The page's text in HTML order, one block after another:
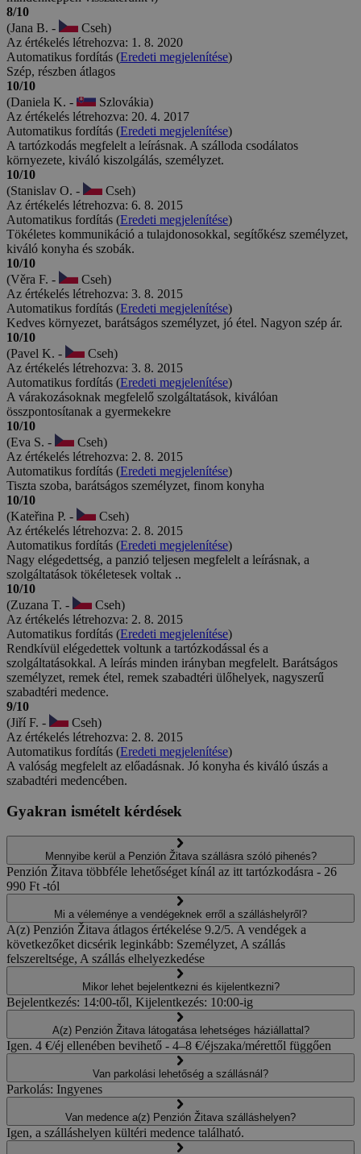
8/10
(Jana B. -
Cseh)
Az értékelés létrehozva: 1. 8. 2020
Automatikus fordítás (Eredeti megjelenítése)
Szép, részben átlagos
10/10
(Daniela K. -
Szlovákia)
Az értékelés létrehozva: 20. 4. 2017
Automatikus fordítás (Eredeti megjelenítése)
A tartózkodás megfelelt a leírásnak. A szálloda csodálatos
környezete, kiváló kiszolgálás, személyzet.
10/10
(Stanislav O. -
Cseh)
Az értékelés létrehozva: 6. 8. 2015
Automatikus fordítás (Eredeti megjelenítése)
Tökéletes kommunikáció a tulajdonosokkal, segítőkész személyzet,
kiváló konyha és szobák.
10/10
(Věra F. -
Cseh)
Az értékelés létrehozva: 3. 8. 2015
Automatikus fordítás (Eredeti megjelenítése)
Kedves környezet, barátságos személyzet, jó étel. Nagyon szép ár.
10/10
(Pavel K. -
Cseh)
Az értékelés létrehozva: 3. 8. 2015
Automatikus fordítás (Eredeti megjelenítése)
A várakozásoknak megfelelő szolgáltatások, kiválóan
összpontosítanak a gyermekekre
10/10
(Eva S. -
Cseh)
Az értékelés létrehozva: 2. 8. 2015
Automatikus fordítás (Eredeti megjelenítése)
Tiszta szoba, barátságos személyzet, finom konyha
10/10
(Kateřina P. -
Cseh)
Az értékelés létrehozva: 2. 8. 2015
Automatikus fordítás (Eredeti megjelenítése)
Nagy elégedettség, a panzió teljesen megfelelt a leírásnak, a
szolgáltatások tökéletesek voltak ..
10/10
(Zuzana T. -
Cseh)
Az értékelés létrehozva: 2. 8. 2015
Automatikus fordítás (Eredeti megjelenítése)
Rendkívül elégedettek voltunk a tartózkodással és a
szolgáltatásokkal. A leírás minden irányban megfelelt. Barátságos
személyzet, remek étel, remek szabadtéri ülőhelyek, nagyszerű
szabadtéri medence.
9/10
(Jiří F. -
Cseh)
Az értékelés létrehozva: 2. 8. 2015
Automatikus fordítás (Eredeti megjelenítése)
A valóság megfelelt az előadásnak. Jó konyha és kiváló úszás a
szabadtéri medencében.
Gyakran ismételt kérdések
Mennyibe kerül a Penzión Žitava szállásra szóló pihenés?
Penzión Žitava többféle lehetőséget kínál az itt tartózkodásra - 26
990 Ft -tól
Mi a véleménye a vendégeknek erről a szálláshelyről?
A(z) Penzión Žitava átlagos értékelése 9.2/5. A vendégek a
következőket dicsérik leginkább: Személyzet, A szállás
felszereltsége, A szállás elhelyezkedése
Mikor lehet bejelentkezni és kijelentkezni?
Bejelentkezés: 14:00-től, Kijelentkezés: 10:00-ig
A(z) Penzión Žitava látogatása lehetséges háziállattal?
Igen. 4 €/éj ellenében bevihető - 4–8 €/éjszaka/mérettől függően
Van parkolási lehetőség a szállásnál?
Parkolás: Ingyenes
Van medence a(z) Penzión Žitava szálláshelyen?
Igen, a szálláshelyen kültéri medence található.